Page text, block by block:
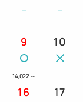
営業時間：7
■大手駐車場（
9
14,022 ～
10
16 17